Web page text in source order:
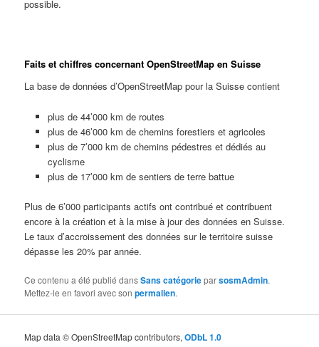
possible.
Faits et chiffres concernant OpenStreetMap en Suisse
La base de données d’OpenStreetMap pour la Suisse contient
plus de 44’000 km de routes
plus de 46’000 km de chemins forestiers et agricoles
plus de 7’000 km de chemins pédestres et dédiés au
cyclisme
plus de 17’000 km de sentiers de terre battue
Plus de 6’000 participants actifs ont contribué et contribuent
encore à la création et à la mise à jour des données en Suisse.
Le taux d’accroissement des données sur le territoire suisse
dépasse les 20% par année.
Ce contenu a été publié dansSans catégorieparsosmAdmin.
Mettez-le en favori avec sonpermalien.
Map data © OpenStreetMap contributors,ODbL 1.0